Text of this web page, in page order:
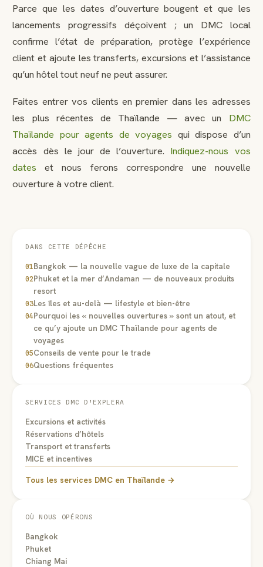
Parce que les dates d’ouverture bougent et que les
lancements progressifs déçoivent ; un DMC local
confirme l’état de préparation, protège l’expérience
client et ajoute les transferts, excursions et l’assistance
qu’un hôtel tout neuf ne peut assurer.
Faites entrer vos clients en premier dans les adresses
les plus récentes de Thaïlande — avec un DMC
Thaïlande pour agents de voyages qui dispose d’un
accès dès le jour de l’ouverture. Indiquez-nous vos
dates et nous ferons correspondre une nouvelle
ouverture à votre client.
DANS CETTE DÉPÊCHE
01Bangkok — la nouvelle vague de luxe de la capitale
02Phuket et la mer d’Andaman — de nouveaux produits
resort
03Les îles et au-delà — lifestyle et bien-être
04Pourquoi les « nouvelles ouvertures » sont un atout, et
ce qu’y ajoute un DMC Thaïlande pour agents de
voyages
05Conseils de vente pour le trade
06Questions fréquentes
SERVICES DMC D’EXPLERA
Excursions et activités
Réservations d’hôtels
Transport et transferts
MICE et incentives
Tous les services DMC en Thaïlande →
OÙ NOUS OPÉRONS
Bangkok
Phuket
Chiang Mai